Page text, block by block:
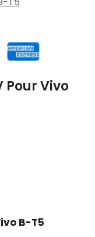
Pour Vivo
B-T5